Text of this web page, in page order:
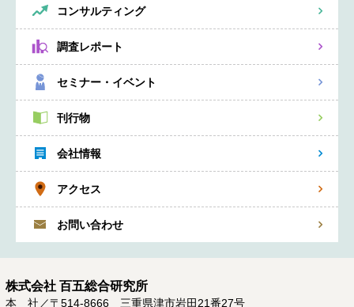
コンサルティング
調査レポート
セミナー・イベント
刊行物
会社情報
アクセス
お問い合わせ
株式会社 百五総合研究所
本 社／〒514-8666 三重県津市岩田21番27号